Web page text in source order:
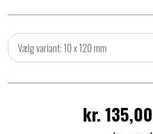
Vælg variant: 10 x 120 mm
kr. 135,00